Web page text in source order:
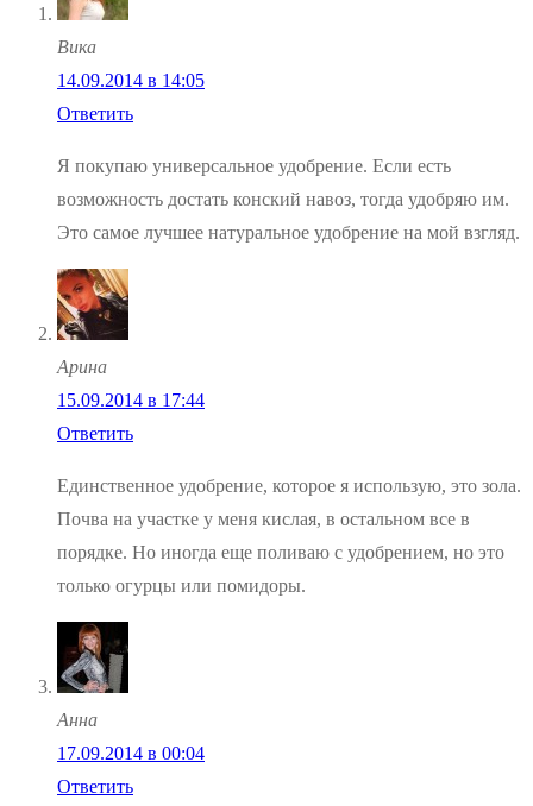
Вика
14.09.2014 в 14:05
Ответить
Я покупаю универсальное удобрение. Если есть
возможность достать конский навоз, тогда удобряю им.
Это самое лучшее натуральное удобрение на мой взгляд.
Арина
15.09.2014 в 17:44
Ответить
Единственное удобрение, которое я использую, это зола.
Почва на участке у меня кислая, в остальном все в
порядке. Но иногда еще поливаю с удобрением, но это
только огурцы или помидоры.
Анна
17.09.2014 в 00:04
Ответить